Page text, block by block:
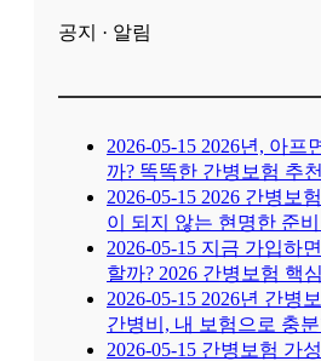
공지 · 알림
2026-05-15 2026년, 아프
까? 똑똑한 간병보험 추
2026-05-15 2026 간병보
이 되지 않는 현명한 준
2026-05-15 지금 가입하
할까? 2026 간병보험 핵
2026-05-15 2026년 간병
간병비, 내 보험으로 충
2026-05-15 간병보험 가